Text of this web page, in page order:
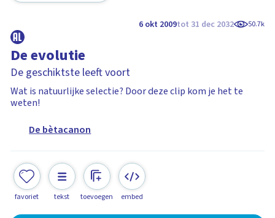
6 okt 2009tot 31 dec 2032 50.7k
De evolutie
De geschiktste leeft voort
Wat is natuurlijke selectie? Door deze clip kom je het te
weten!
De bètacanon
favoriet tekst toevoegen embed